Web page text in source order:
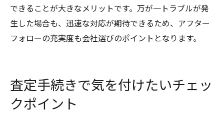
できることが大きなメリットです。万が一トラブルが発
生した場合も、迅速な対応が期待できるため、アフター
フォローの充実度も会社選びのポイントとなります。
査定手続きで気を付けたいチェッ
クポイント